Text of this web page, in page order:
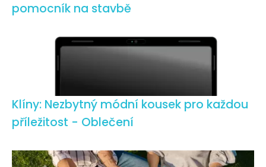
pomocník na stavbě
Klíny: Nezbytný módní kousek pro každou
příležitost - Oblečení